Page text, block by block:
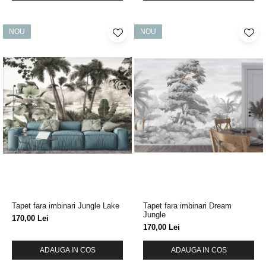
NOU
Tapet fara imbinari Jungle Lake
170,00 Lei
ADAUGA IN COS
NOU
Tapet fara imbinari Dream
Jungle
170,00 Lei
ADAUGA IN COS